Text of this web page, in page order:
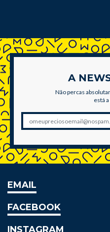
A
Não percas
está
EMAIL
FACEBOOK
INSTAGRAM